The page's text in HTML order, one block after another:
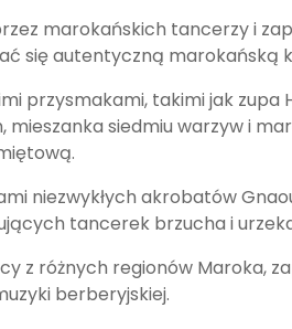
marokańskich tancerzy i
się autentyczną marokańską
przysmakami, takimi jak zupa
mieszanka siedmiu warzyw i
niezwykłych akrobatów
tancerek brzucha i
z różnych regionów Maroka,
berberyjskiej.